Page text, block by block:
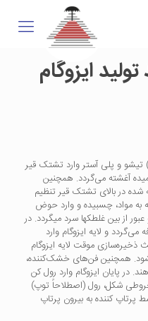
ایزوگام
تیشو و پلی آستر وارد تشتک قیر
آغشته می‌گردد. همچنین
در بالای تشتک قیر تنظیم
به مواد، چسبیده و وارد حوض
از بین غلطکها سرد میگردد. در
و لایه ایزوگام وارد
ذخیره‌سازی موقت لایه ایزوگام
همچنین فن‌های خشک‌کننده،
در پایان ایزوگام وارد رول کن
میله‌ای مخروطی شکل، رول (اصطلاحاً توپ)
پرتاپ کننده به بیرون پرتاپ